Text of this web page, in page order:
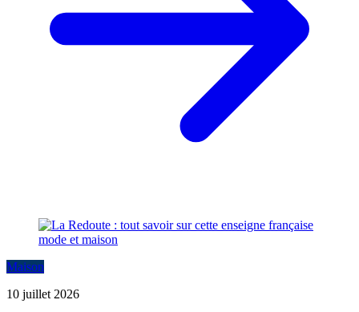
Maison
10 juillet 2026